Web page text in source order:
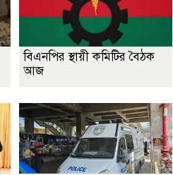
বিএনপির স্থায়ী কমিটির বৈঠক
আজ